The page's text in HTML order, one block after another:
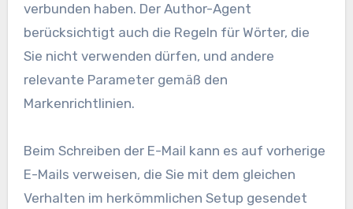
verbunden haben. Der Author-Agent
berücksichtigt auch die Regeln für Wörter, die
Sie nicht verwenden dürfen, und andere
relevante Parameter gemäß den
Markenrichtlinien.
Beim Schreiben der E-Mail kann es auf vorherige
E-Mails verweisen, die Sie mit dem gleichen
Verhalten im herkömmlichen Setup gesendet